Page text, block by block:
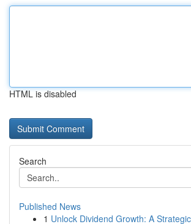
HTML is disabled
Search
Published News
1 Unlock Dividend Growth: A